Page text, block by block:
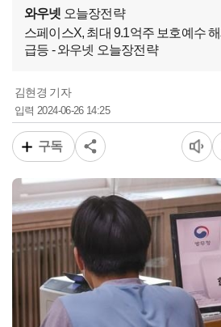
와우넷 오늘장전략
스페이스X, 최대 9.1억주 보호예수
급등 - 와우넷 오늘장전략
김현경 기자
입력2024-06-26 14:25
구독